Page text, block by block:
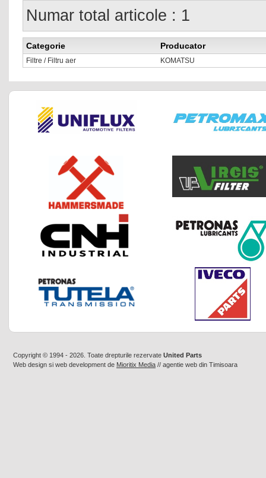
Numar total articole : 1
Categorie Producator
Filtre / Filtru aer KOMATSU
Copyright © 1994 - 2026. Toate drepturile rezervate United Parts
Web design si web development de Mioritix Media // agentie web din Timisoara